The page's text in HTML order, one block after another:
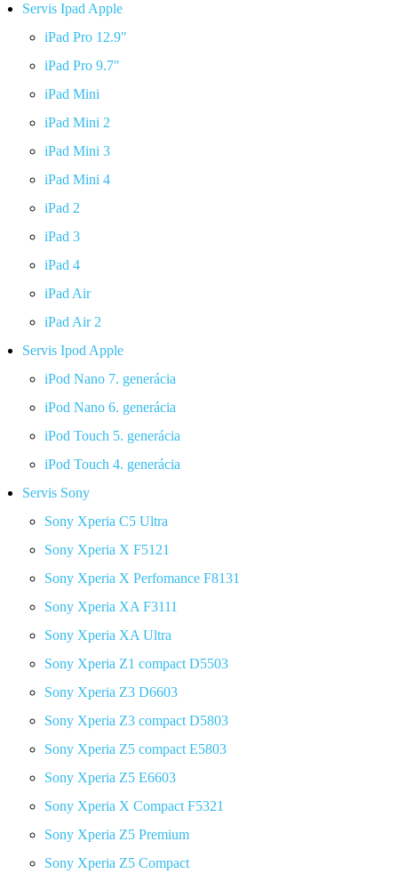
Servis Ipad Apple
iPad Pro 12.9"
iPad Pro 9.7"
iPad Mini
iPad Mini 2
iPad Mini 3
iPad Mini 4
iPad 2
iPad 3
iPad 4
iPad Air
iPad Air 2
Servis Ipod Apple
iPod Nano 7. generácia
iPod Nano 6. generácia
iPod Touch 5. generácia
iPod Touch 4. generácia
Servis Sony
Sony Xperia C5 Ultra
Sony Xperia X F5121
Sony Xperia X Perfomance F8131
Sony Xperia XA F3111
Sony Xperia XA Ultra
Sony Xperia Z1 compact D5503
Sony Xperia Z3 D6603
Sony Xperia Z3 compact D5803
Sony Xperia Z5 compact E5803
Sony Xperia Z5 E6603
Sony Xperia X Compact F5321
Sony Xperia Z5 Premium
Sony Xperia Z5 Compact